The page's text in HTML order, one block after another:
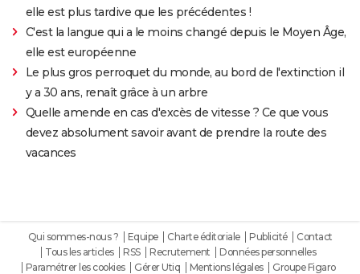
elle est plus tardive que les précédentes !
C'est la langue qui a le moins changé depuis le Moyen Âge,
elle est européenne
Le plus gros perroquet du monde, au bord de l'extinction il
y a 30 ans, renaît grâce à un arbre
Quelle amende en cas d'excès de vitesse ? Ce que vous
devez absolument savoir avant de prendre la route des
vacances
Qui sommes-nous ? Equipe Charte éditoriale Publicité
Contact
Tous les articles
RSS Recrutement
Données personnelles
Paramétrer les cookies
Gérer Utiq Mentions légales Groupe Figaro